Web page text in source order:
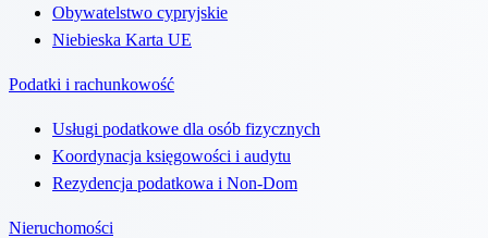
Obywatelstwo cypryjskie
Niebieska Karta UE
Podatki i rachunkowość
Usługi podatkowe dla osób fizycznych
Koordynacja księgowości i audytu
Rezydencja podatkowa i Non-Dom
Nieruchomości